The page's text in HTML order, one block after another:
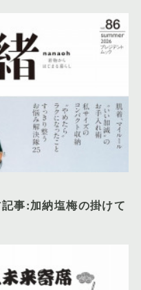
事:加納塩梅の掛けて